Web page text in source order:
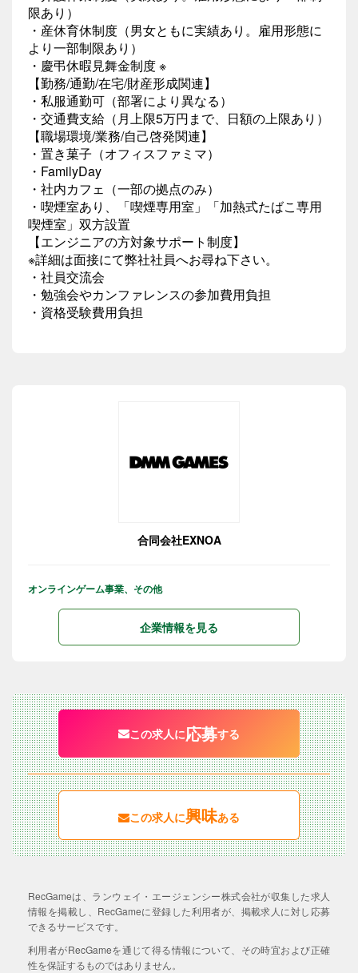
限あり）
・産休育休制度（男女ともに実績あり。雇用形態に
より一部制限あり）
・慶弔休暇見舞金制度 ※
【勤務/通勤/在宅/財産形成関連】
・私服通勤可（部署により異なる）
・交通費支給（月上限5万円まで、日額の上限あり）
【職場環境/業務/自己啓発関連】
・置き菓子（オフィスファミマ）
・FamilyDay
・社内カフェ（一部の拠点のみ）
・喫煙室あり、「喫煙専用室」「加熱式たばこ専用
喫煙室」双方設置
【エンジニアの方対象サポート制度】
※詳細は面接にて弊社社員へお尋ね下さい。
・社員交流会
・勉強会やカンファレンスの参加費用負担
・資格受験費用負担
合同会社EXNOA
オンラインゲーム事業、その他
企業情報を見る
この求人に応募する
この求人に興味ある
RecGameは、ランウェイ・エージェンシー株式会社が収集した求人
情報を掲載し、RecGameに登録した利用者が、掲載求人に対し応募
できるサービスです。
利用者がRecGameを通じて得る情報について、その時宜および正確
性を保証するものではありません。